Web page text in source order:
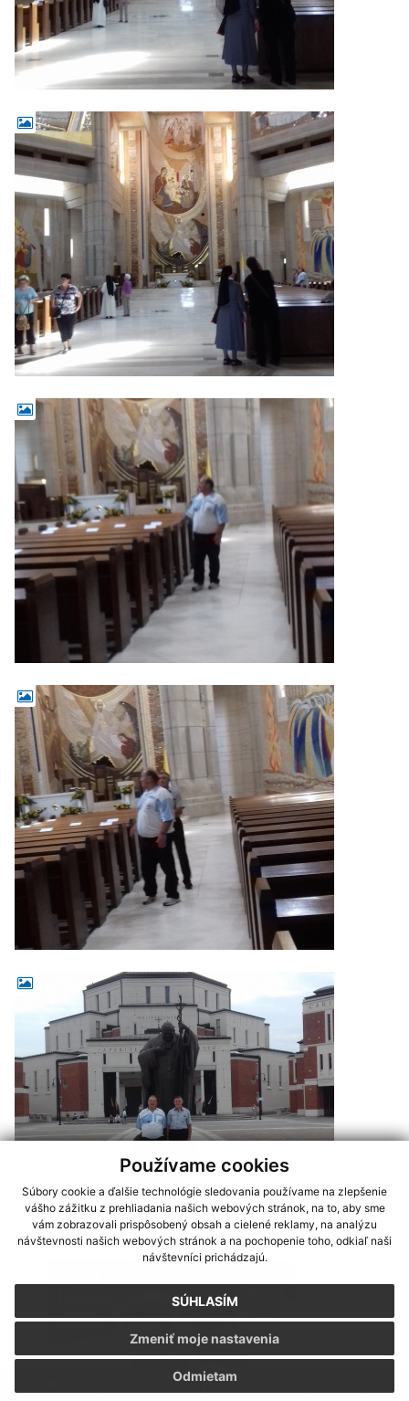
Používame cookies
Súbory cookie a ďalšie technológie sledovania používame na zlepšenie
vášho zážitku z prehliadania našich webových stránok, na to, aby sme
vám zobrazovali prispôsobený obsah a cielené reklamy, na analýzu
návštevnosti našich webových stránok a na pochopenie toho, odkiaľ naši
návštevníci prichádzajú.
SÚHLASÍM
Odmietam
Zmeniť moje nastavenia